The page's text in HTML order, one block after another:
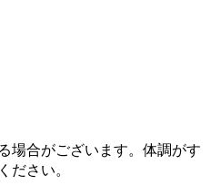
場合がございます。体調がす
ださい。